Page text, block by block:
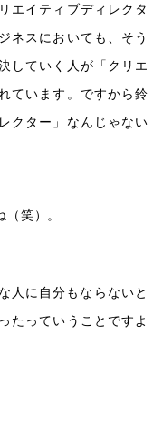
エイティブディレクタ
ネスにおいても、そう
していく人が「クリエ
ています。ですから鈴
クター」なんじゃない
笑）。
人に自分もならないと
たっていうことですよ